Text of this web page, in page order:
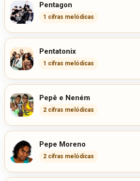
Pentagon
1 cifras melódicas
Pentatonix
1 cifras melódicas
Pepê e Neném
2 cifras melódicas
Pepe Moreno
2 cifras melódicas